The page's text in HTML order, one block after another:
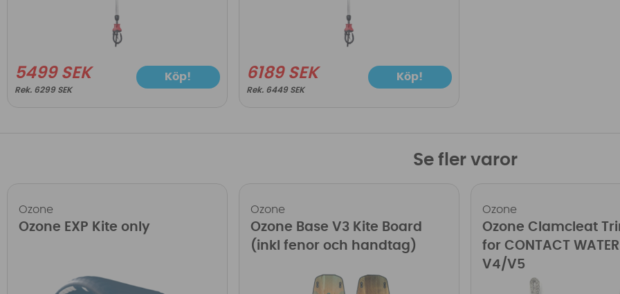
5499 SEK
6299 SEK
Köp! 6189 SEK
6449 SEK
Köp!
Se fler varor
Ozone
Ozone EXP Kite only
Ozone
Ozone Base V3 Kite Board
(inkl fenor och handtag)
Ozone
Ozone Clamcleat
for CONTACT WATER
V4/V5